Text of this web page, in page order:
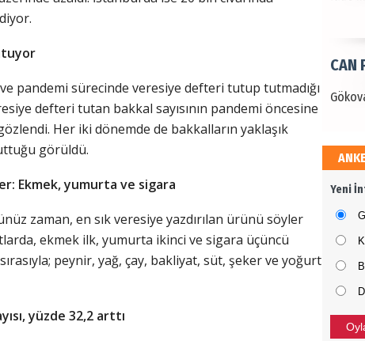
pandemi sürecinde veresiye defteri tutup tutmadığı
defteri tutan bakkal sayısının pandemi öncesine
Her iki dönemde de bakkalların yaklaşık
görüldü.
Ekmek, yumurta ve sigara
zaman, en sık veresiye yazdırılan ürünü söyler
ekmek ilk, yumurta ikinci ve sigara üçüncü
peynir, yağ, çay, bakliyat, süt, şeker ve yoğurt
yüzde 32,2 arttı
CAN
Dr.
Yeni